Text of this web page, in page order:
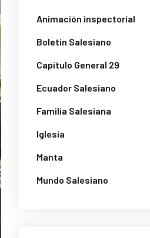
Animación inspectorial
Boletin Salesiano
Capítulo General 29
Ecuador Salesiano
Familia Salesiana
Iglesia
Manta
Mundo Salesiano